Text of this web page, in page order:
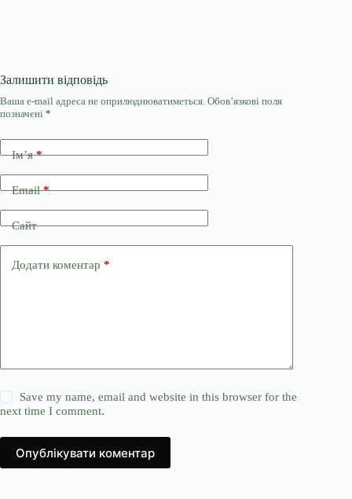
Залишити відповідь
Ваша e-mail адреса не оприлюднюватиметься. Обов’язкові поля
позначені *
Ім’я*
Email*
Сайт
Додати коментар *
Save my name, email and website in this browser for the
next time I comment.
Опублікувати коментар